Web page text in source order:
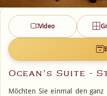
Video
Ocean’s Suite -
Möchten Sie einmal den